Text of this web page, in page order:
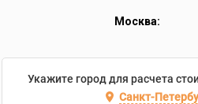
Москва:
Укажите город для расчета
Санкт-